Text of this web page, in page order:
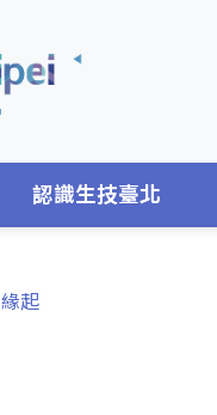
認識生技臺北
緣起